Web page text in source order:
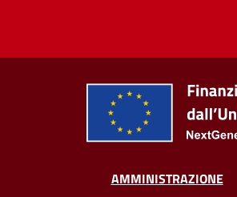
AMMINISTRAZIONE